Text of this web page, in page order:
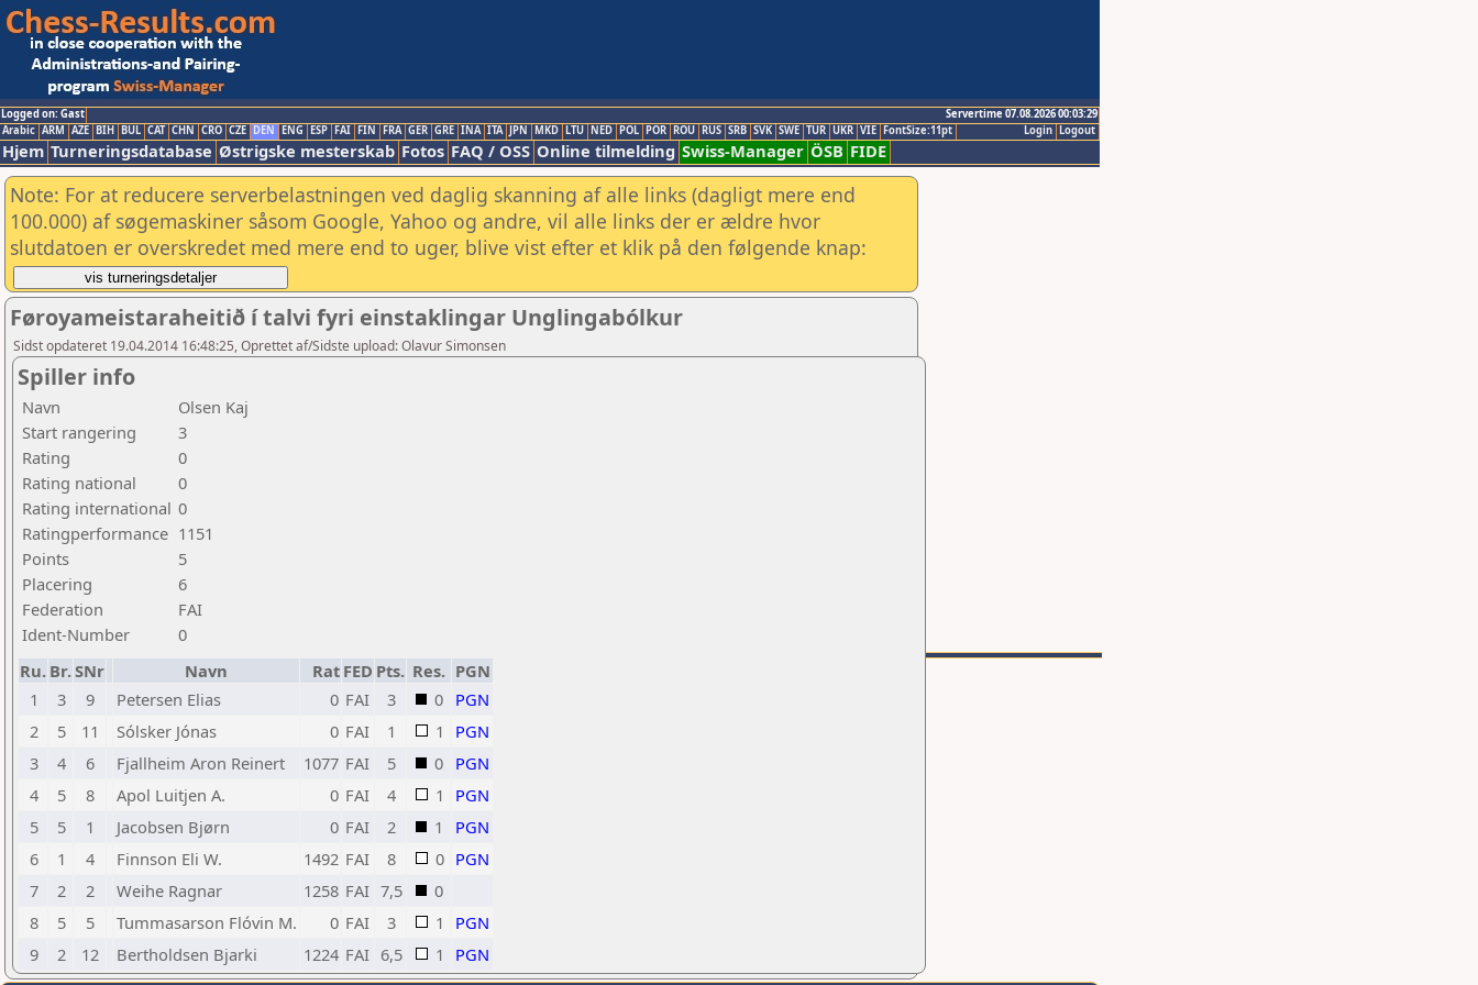
Logged on: Gast
Servertime 07.08.2026 00:03:29
Logout
Login
Arabic ARM AZE BIH BUL CAT CHN CRO CZE DEN ENG ESP FAI FIN FRA GER GRE INA ITA JPN MKD LTU NED POL POR ROU RUS SRB SVK SWE TUR UKR VIE FontSize:11pt
Hjem Turneringsdatabase Østrigske mesterskab Fotos FAQ / OSS Online tilmelding Swiss-Manager ÖSB FIDE
Note: For at reducere serverbelastningen ved daglig skanning af alle links (dagligt mere end
100.000) af søgemaskiner såsom Google, Yahoo og andre, vil alle links der er ældre hvor
slutdatoen er overskredet med mere end to uger, blive vist efter et klik på den følgende knap:
Føroyameistaraheitið í talvi fyri einstaklingar Unglingabólkur
Sidst opdateret 19.04.2014 16:48:25, Oprettet af/Sidste upload: Olavur Simonsen
Spiller info
Navn
Olsen Kaj
Start rangering
3
Rating
0
Rating national
0
Rating international 0
Ratingperformance 1151
Points
5
Placering
6
Federation
FAI
Ident-Number
0
Ru. Br.SNr Navn Rat FED Pts. Res. PGN
1
3 9 Petersen Elias 0 FAI 3 0 PGN
2
5 11 Sólsker Jónas 0 FAI 1 1
PGN
3
4 6 Fjallheim Aron Reinert 1077 FAI 5 0 PGN
4
5 8 Apol Luitjen A. 0 FAI 4 1
PGN
5
5 1 Jacobsen Bjørn 0 FAI 2 1
PGN
6
1 4 Finnson Eli W. 1492 FAI 8 0 PGN
7
2 2 Weihe Ragnar 1258 FAI 7,5
0
8
5 5 Tummasarson Flóvin M. 0 FAI 3 1
PGN
9
2 12 Bertholdsen Bjarki 1224 FAI 6,5 1 PGN